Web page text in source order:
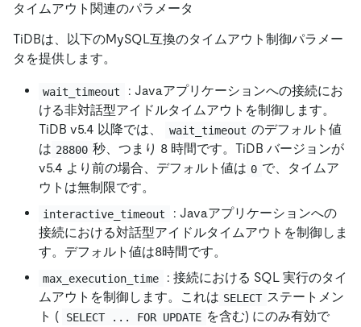
タイムアウト関連のパラメータ
TiDBは、以下のMySQL互換のタイムアウト制御パラメー
タを提供します。
wait_timeout
: Javaアプリケーションへの接続にお
ける非対話型アイドルタイムアウトを制御します。
TiDB v5.4 以降では、
wait_timeout のデフォルト値
は 28800 秒、つまり 8 時間です。TiDB バージョンが
v5.4 より前の場合、デフォルト値は 0 で、タイムア
ウトは無制限です。
interactive_timeout
: Javaアプリケーションへの
接続における対話型アイドルタイムアウトを制御しま
す。デフォルト値は8時間です。
max_execution_time
: 接続における SQL 実行のタイ
ムアウトを制御します。これは SELECT ステートメン
ト (
SELECT ... FOR UPDATE を含む) にのみ有効で